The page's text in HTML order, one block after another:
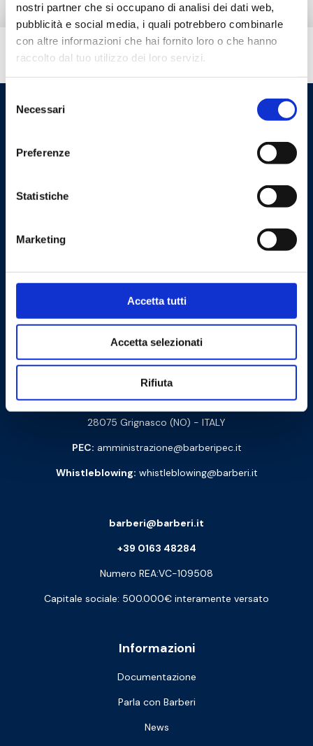
nostri partner che si occupano di analisi dei dati web,
pubblicità e social media, i quali potrebbero combinarle
con altre informazioni che hai fornito loro o che hanno
raccolto dal tuo utilizzo dei loro servizi.
delNecessari
Preferenze
Statistiche
Marketing
Accetta tutti
Accetta selezionati
Rifiuta
Hai bisogno di aiuto?
Contattaci
Cod. Fisc. e P. IVA: 00252070024
Via Monte Fenera, 7 - 13018 Valduggia (VC) - ITALY
Sede logistica:Via Arturo Biella 15
28075 Grignasco (NO) - ITALY
PEC: amministrazione@barberipec.it
Whistleblowing: whistleblowing@barberi.it
Informazioni
Documentazione
Parla con Barberi
News
barberi@barberi.it
+39 0163 48284
Numero REA:VC-109508
Capitale sociale: 500.000€ interamente versato